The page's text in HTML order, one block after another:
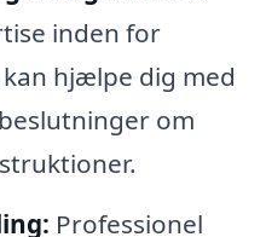
inden for
hjælpe dig med
om
Professionel